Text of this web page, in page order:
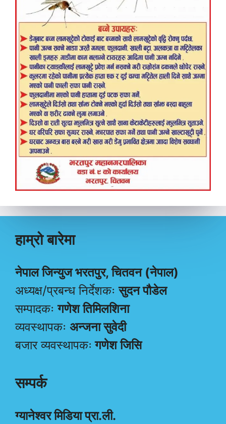
हाम्रो बारेमा
नेपाल जिन्युज भरतपुर, चितवन (नेपाल)
अध्यक्ष/प्रबन्ध निर्देशकःसुदन पौडेल
सम्पादकःगणेश तिमिलशिना
व्यवस्थापकः अन्जना सुवेदी
बजार व्यवस्थापकः गणेश जिसि
सम्पर्क
ग्यानेश्वर मिडिया प्रा.ली.